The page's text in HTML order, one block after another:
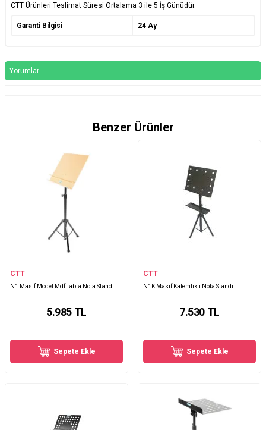
CTT Ürünleri Teslimat Süresi Ortalama 3 ile 5 İş Günüdür.
Garanti Bilgisi 24 Ay
Yorumlar
Benzer Ürünler
CTT
N1 Masif Model Mdf Tabla Nota Standı
5.985 TL
Sepete Ekle
CTT
N1K Masif Kalemlikli Nota Standı
7.530 TL
Sepete Ekle